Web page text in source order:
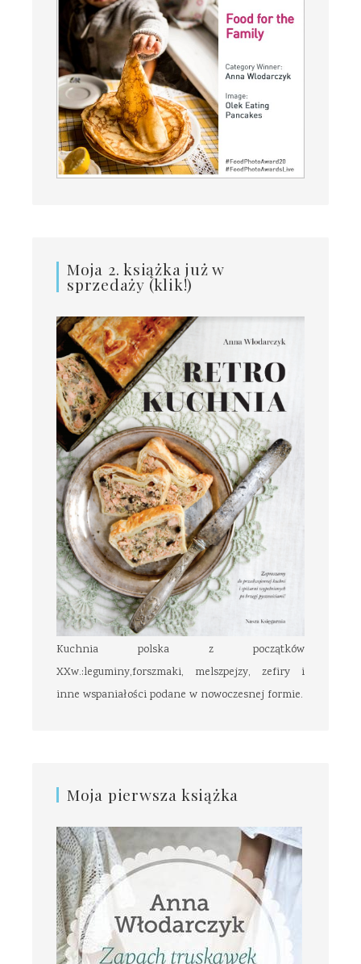
Moja 2. książka już w
sprzedaży (klik!)
Kuchnia polska z początków
XXw.:leguminy,forszmaki, melszpejzy, zefiry i
inne wspaniałości podane w nowoczesnej formie.
Moja pierwsza książka